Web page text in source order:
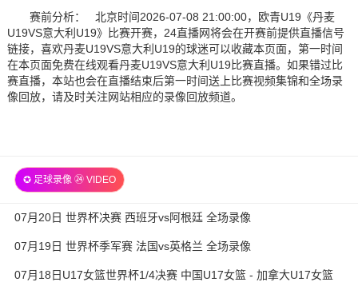
赛前分析： 北京时间2026-07-08 21:00:00，欧青U19《丹麦
U19VS意大利U19》比赛开赛，24直播网将会在开赛前提供直播信号
链接，喜欢丹麦U19VS意大利U19的球迷可以收藏本页面，第一时间
在本页面免费在线观看丹麦U19VS意大利U19比赛直播。如果错过比
赛直播，本站也会在直播结束后第一时间送上比赛视频集锦和全场录
像回放，请及时关注网站相应的录像回放频道。
✪ 足球录像 ㉔ VIDEO
07月20日 世界杯决赛 西班牙vs阿根廷 全场录像
07月19日 世界杯季军赛 法国vs英格兰 全场录像
07月18日U17女篮世界杯1/4决赛 中国U17女篮 - 加拿大U17女篮